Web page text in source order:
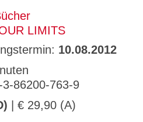
LIMITS
10.08.2012
86200-763-9
| € 29,90 (A)